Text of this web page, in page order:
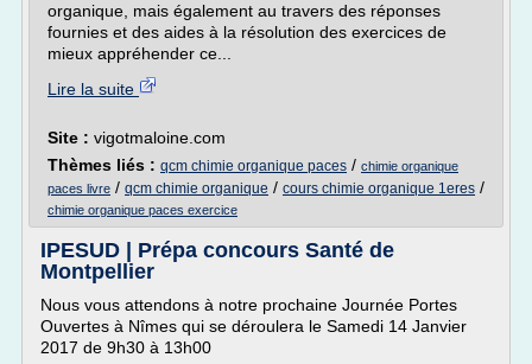
organique, mais également au travers des réponses
fournies et des aides à la résolution des exercices de
mieux appréhender ce...
Lire la suite
Site : vigotmaloine.com
Thèmes liés : qcm chimie organique paces / chimie organique
paces livre / qcm chimie organique / cours chimie organique 1eres /
chimie organique paces exercice
IPESUD | Prépa concours Santé de
Montpellier
Nous vous attendons à notre prochaine Journée Portes
Ouvertes à Nîmes qui se déroulera le Samedi 14 Janvier
2017 de 9h30 à 13h00